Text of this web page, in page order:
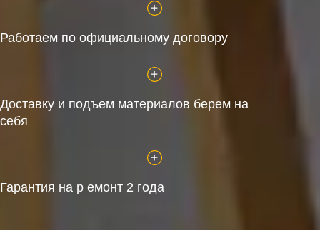
Работаем по официальному договору
Доставку и подъем материалов берем на
себя
Гарантия на р емонт 2 года